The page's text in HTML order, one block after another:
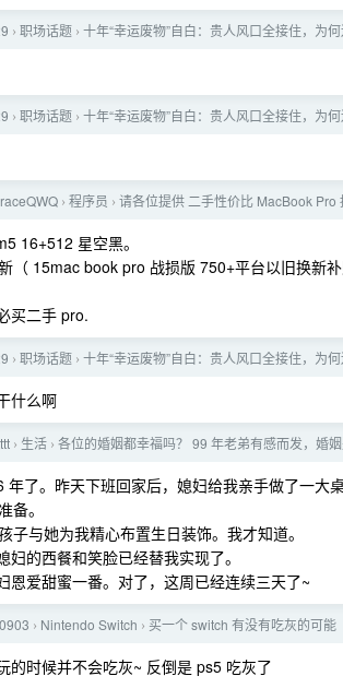
› 职场话题 › 十年“幸运废物”自白：贵人风口全接住，为何
› 职场话题 › 十年“幸运废物”自白：贵人风口全接住，为何
› 程序员 › 请各位提供 二手性价比 MacBook Pro
16+512 星空黑。
（ 15mac book pro 战损版 750+平台以旧换新
买二手 pro.
› 职场话题 › 十年“幸运废物”自白：贵人风口全接住，为何
什么啊
› 生活 › 各位的婚姻都幸福吗？ 99 年老弟有感而发，婚
年了。昨天下班回家后，媳妇给我亲手做了一大
备。
子与她为我精心布置生日装饰。我才知道。
妇的西餐和笑脸已经替我实现了。
恩爱甜蜜一番。对了，这周已经连续三天了~
› Nintendo Switch › 买一个 switch 有没有吃灰的可能
的时候并不会吃灰~ 反倒是 ps5 吃灰了